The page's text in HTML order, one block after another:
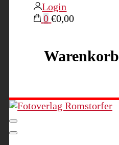
Login
0 €0,00
Warenkorb